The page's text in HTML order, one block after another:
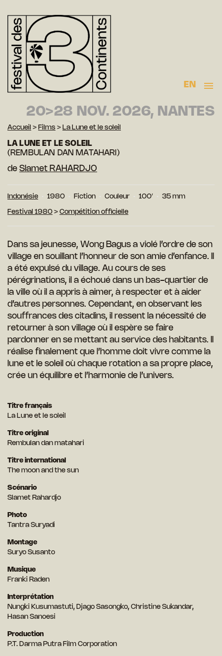
EN
20>28 NOV. 2026, NANTES
Accueil > Films > La Lune et le soleil
LA LUNE ET LE SOLEIL
(REMBULAN DAN MATAHARI)
de Slamet RAHARDJO
Indonésie 1980 Fiction Couleur 100′ 35 mm
Festival 1980 > Compétition officielle
Dans sa jeunesse, Wong Bagus a violé l’ordre de son
village en souillant l’honneur de son amie d’enfance. Il
a été expulsé du village. Au cours de ses
pérégrinations, il a échoué dans un bas-quartier de
la ville où il a appris à aimer, à respecter et à aider
d’autres personnes. Cependant, en observant les
souffrances des citadins, il ressent la nécessité de
retourner à son village où il espère se faire
pardonner en se mettant au service des habitants. Il
réalise finalement que l’homme doit vivre comme la
lune et le soleil où chaque rotation a sa propre place,
crée un équilibre et l’harmonie de l’univers.
Titre français
La Lune et le soleil
Titre original
Rembulan dan matahari
Titre international
The moon and the sun
Scénario
Slamet Rahardjo
Photo
Tantra Suryadi
Montage
Suryo Susanto
Musique
Franki Raden
Interprétation
Nungki Kusumastuti, Djago Sasongko, Christine Sukandar,
Hasan Sanoesi
Production
P.T. Darma Putra Film Corporation